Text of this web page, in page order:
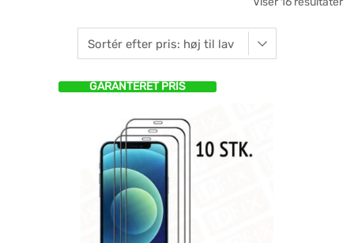
GARANTERET PRIS